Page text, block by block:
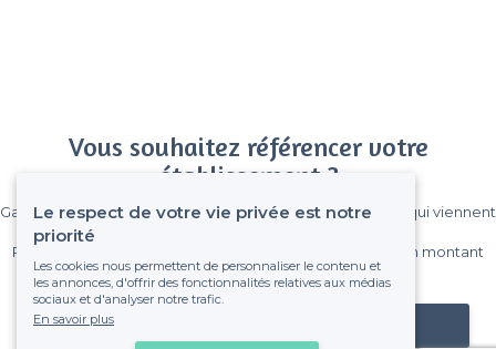
Vous souhaitez référencer votre
établissement ?
Gagnez de nombreux clients parmi le million de visiteurs qui viennent
Pas de commissions et sans engagement, vous payez un montant
fixe sans risque de voir déraper la facture.
Référencer mon établissement
Le respect de votre vie privée est notre
priorité
Les cookies nous permettent de personnaliser le contenu et
les annonces, d'offrir des fonctionnalités relatives aux médias
sociaux et d'analyser notre trafic.
En savoir plus